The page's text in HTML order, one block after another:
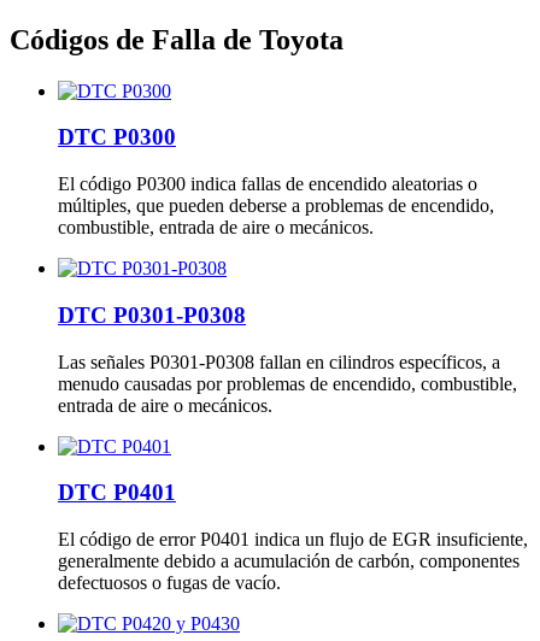
Códigos de Falla de Toyota
DTC P0300
El código P0300 indica fallas de encendido aleatorias o
múltiples, que pueden deberse a problemas de encendido,
combustible, entrada de aire o mecánicos.
DTC P0301-P0308
Las señales P0301-P0308 fallan en cilindros específicos, a
menudo causadas por problemas de encendido, combustible,
entrada de aire o mecánicos.
DTC P0401
El código de error P0401 indica un flujo de EGR insuficiente,
generalmente debido a acumulación de carbón, componentes
defectuosos o fugas de vacío.